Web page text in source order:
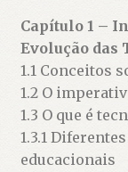
Capítulo 1 –
Evolução das
1.1 Conceitos
1.2 O
1.3 O que é
1.3.1
educacionais